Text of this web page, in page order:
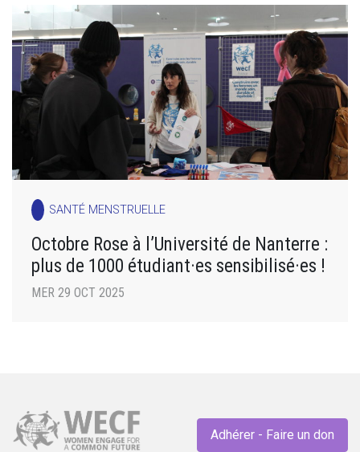
SANTÉ MENSTRUELLE
Octobre Rose à l’Université de Nanterre :
plus de 1000 étudiant·es sensibilisé·es !
MER 29 OCT 2025
Adhérer - Faire un don